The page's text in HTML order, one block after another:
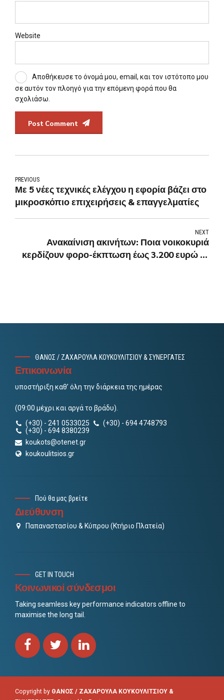
Website
Αποθήκευσε το όνομά μου, email, και τον ιστότοπο μου
σε αυτόν τον πλοηγό για την επόμενη φορά που θα
σχολιάσω.
Post Comment
PREVIOUS
Με 5 νέες τεχνικές ελέγχου η εφορία βάζει στο
μικροσκόπιο επιχειρήσεις & επαγγελματίες
NEXT
Ανακαίνιση ακινήτων: Ποια νοικοκυριά
κερδίζουν φορο-έκπτωση έως 3.200 ευρώ το
ΘΑΝΟΣ / ΖΑΧΑΡΟΥΛΑ ΚΟΥΚΟΥΛΙΤΣΙΟΥ & ΣΥΝΕΡΓΑΤΕΣ
Επικοινωνία
υποστήριξη καθ’ όλη την διάρκεια της ημέρας
(09:00 μέχρι και αργά το βράδυ).
(+30) - 241 0533025
(+30) - 694 4748793
(+30) - 694 8380239
koukots@otenet.gr
koukoulitsios.gr
Πού θα μας βρείτε
Διεύθυνση
Παπαναστασίου & Κύπρου (Κτήριο Πλατεία)
GET IN TOUCH
Κοινωνικοί σύνδεσμοι
Taking seamless key performance indicators offline to
maximise the long tail.
Copyright by ΘΑΝΟΣ / ΖΑΧΑΡΟΥΛΑ ΚΟΥΚΟΥΛΙΤΣΙΟΥ &